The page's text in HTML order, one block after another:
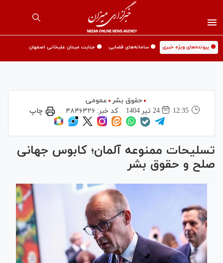
🟡 پرونده‌های ویژه خبری 🟡 سامانه‌های قضایی 🟡 جنایت میدان علیخانی اصفهان
حقوق بشر
عمومی
12:35
24 تير 1404 کد خبر: ۴۸۴۶۳۲۶ چاپ
تسلیحات ممنوعه آلمان؛ کابوس جهانی
صلح و حقوق بشر